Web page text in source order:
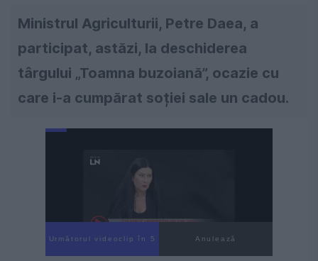
Ministrul Agriculturii, Petre Daea, a
participat, astăzi, la deschiderea
târgului „Toamna buzoiană”, ocazie cu
care i-a cumpărat soției sale un cadou.
Următorul videoclip în 4 Anulează